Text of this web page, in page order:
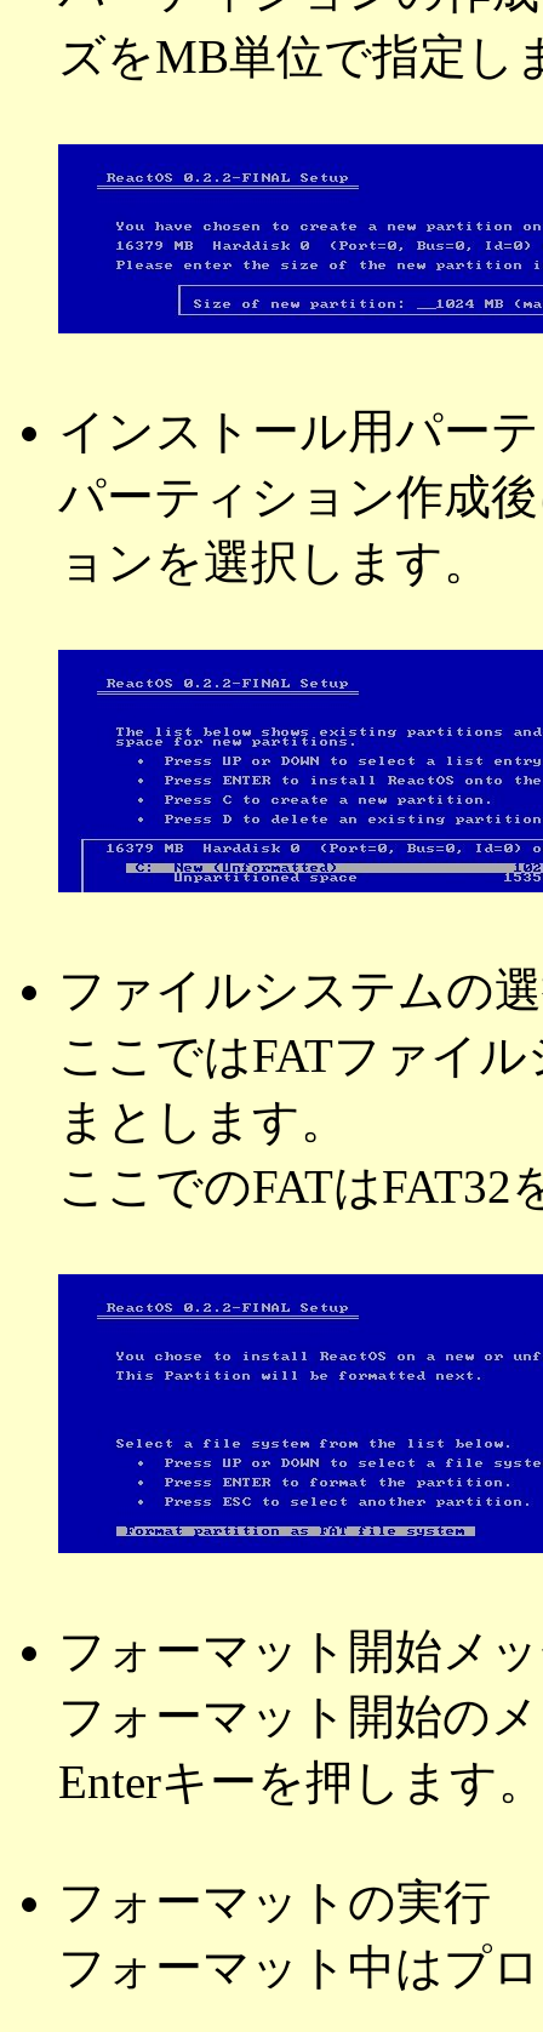
ズをMB単位で指定し
インストール用パー
パーティション作成
ョンを選択します。
ファイルシステムの
ここではFATファイ
まとします。
ここでのFATはFAT32
フォーマット開始メ
フォーマット開始の
Enterキーを押します
フォーマットの実行
フォーマット中はプ